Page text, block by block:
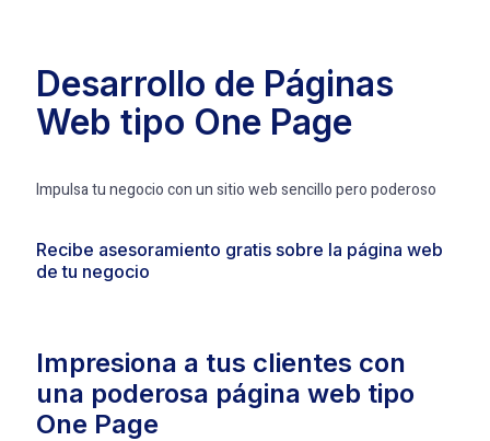
Desarrollo de Páginas
Web tipo One Page
Impulsa tu negocio con un sitio web sencillo pero poderoso
Recibe asesoramiento gratis sobre la página web
de tu negocio
Impresiona a tus clientes con
una poderosa página web tipo
One Page